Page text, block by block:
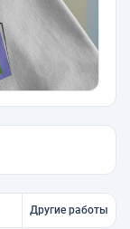
Другие работы